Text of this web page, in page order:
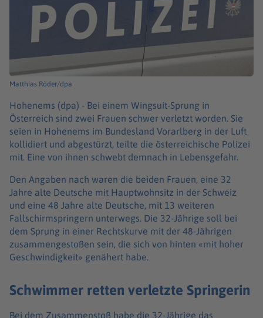
Matthias Röder/dpa
Hohenems (dpa) - Bei einem Wingsuit-Sprung in
Österreich sind zwei Frauen schwer verletzt worden. Sie
seien in Hohenems im Bundesland Vorarlberg in der Luft
kollidiert und abgestürzt, teilte die österreichische Polizei
mit. Eine von ihnen schwebt demnach in Lebensgefahr.
Den Angaben nach waren die beiden Frauen, eine 32
Jahre alte Deutsche mit Hauptwohnsitz in der Schweiz
und eine 48 Jahre alte Deutsche, mit 13 weiteren
Fallschirmspringern unterwegs. Die 32-Jährige soll bei
dem Sprung in einer Rechtskurve mit der 48-Jährigen
zusammengestoßen sein, die sich von hinten «mit hoher
Geschwindigkeit» genähert habe.
Schwimmer retten verletzte Springerin
Bei dem Zusammenstoß habe die 32-Jährige das